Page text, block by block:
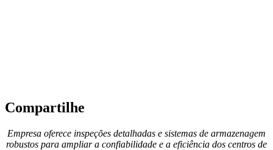
Compartilhe
Empresa oferece inspeções detalhadas e sistemas de armazenagem
robustos para ampliar a confiabilidade e a eficiência dos centros de